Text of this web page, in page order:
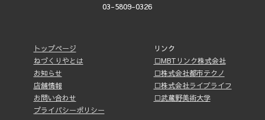
03-5809-0326
トップページ
ねづくりやとは
お知らせ
店舗情報
お問い合わせ
プライバシーポリシー
リンク
□MBTリンク株式会社
□株式会社都市テクノ
□株式会社ライブライフ
□武蔵野美術大学